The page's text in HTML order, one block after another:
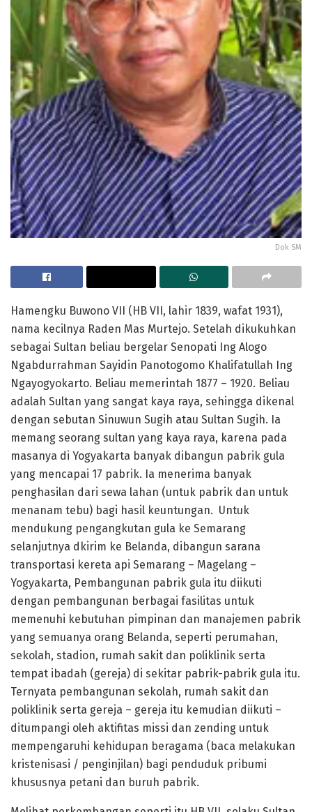
Dok SM
Hamengku Buwono VII (HB VII, lahir 1839, wafat 1931),
nama kecilnya Raden Mas Murtejo. Setelah dikukuhkan
sebagai Sultan beliau bergelar Senopati Ing Alogo
Ngabdurrahman Sayidin Panotogomo Khalifatullah Ing
Ngayogyokarto. Beliau memerintah 1877 – 1920. Beliau
adalah Sultan yang sangat kaya raya, sehingga dikenal
dengan sebutan Sinuwun Sugih atau Sultan Sugih. Ia
memang seorang sultan yang kaya raya, karena pada
masanya di Yogyakarta banyak dibangun pabrik gula
yang mencapai 17 pabrik. Ia menerima banyak
penghasilan dari sewa lahan (untuk pabrik dan untuk
menanam tebu) bagi hasil keuntungan. Untuk
mendukung pengangkutan gula ke Semarang
selanjutnya dkirim ke Belanda, dibangun sarana
transportasi kereta api Semarang – Magelang –
Yogyakarta, Pembangunan pabrik gula itu diikuti
dengan pembangunan berbagai fasilitas untuk
memenuhi kebutuhan pimpinan dan manajemen pabrik
yang semuanya orang Belanda, seperti perumahan,
sekolah, stadion, rumah sakit dan poliklinik serta
tempat ibadah (gereja) di sekitar pabrik-pabrik gula itu.
Ternyata pembangunan sekolah, rumah sakit dan
poliklinik serta gereja – gereja itu kemudian diikuti –
ditumpangi oleh aktifitas missi dan zending untuk
mempengaruhi kehidupan beragama (baca melakukan
kristenisasi / penginjilan) bagi penduduk pribumi
khususnya petani dan buruh pabrik.